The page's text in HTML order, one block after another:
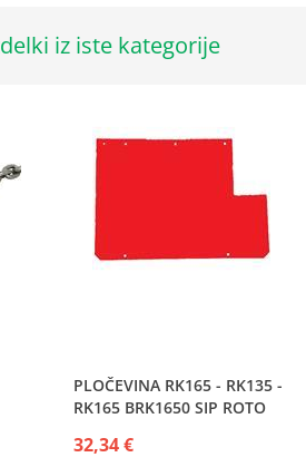
iz iste kategorije
PLOČEVINA RK165 - RK135 -
RK165 BRK1650 SIP ROTO
32,34 €